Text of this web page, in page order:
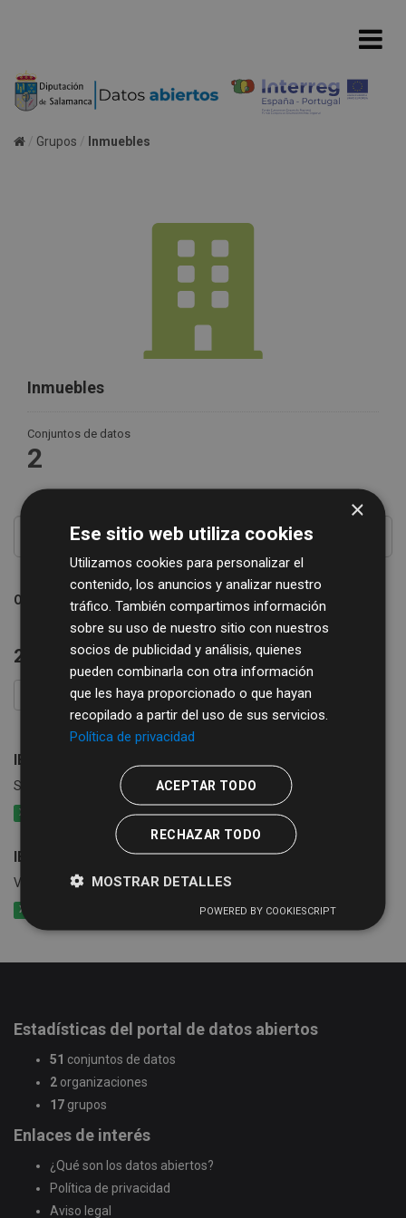
Grupos Inmuebles
Inmuebles
Conjuntos de datos
2
Ordenar por
2 conjuntos de datos encontrados
FILTRAR RESULTADOS
IBI Propiedades inmobiliarias rústicas
Superficie rústica y valor catastral por municipio
XLSX
IBI Propiedades inmobiliarias urbanas
Valor catastral por calles y usos de cada municipio
XLSX
Estadísticas del portal de datos abiertos
51 conjuntos de datos
2 organizaciones
17 grupos
Enlaces de interés
¿Qué son los datos abiertos?
Política de privacidad
Aviso legal
×
Ese sitio web utiliza cookies
Utilizamos cookies para personalizar el
contenido, los anuncios y analizar nuestro
tráfico. También compartimos información
sobre su uso de nuestro sitio con nuestros
socios de publicidad y análisis, quienes
pueden combinarla con otra información
que les haya proporcionado o que hayan
recopilado a partir del uso de sus servicios.
Política de privacidad
ACEPTAR TODO
RECHAZAR TODO
MOSTRAR DETALLES
POWERED BY COOKIESCRIPT